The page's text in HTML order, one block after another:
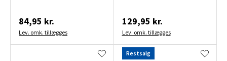
84,95 kr.
Lev. omk. tillægges
129,95 kr.
Lev. omk. tillægges
Restsalg